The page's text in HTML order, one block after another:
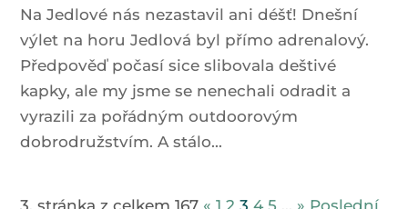
Na Jedlové nás nezastavil ani déšť! Dnešní
výlet na horu Jedlová byl přímo adrenalový.
Předpověď počasí sice slibovala deštivé
kapky, ale my jsme se nenechali odradit a
vyrazili za pořádným outdoorovým
dobrodružstvím. A stálo...